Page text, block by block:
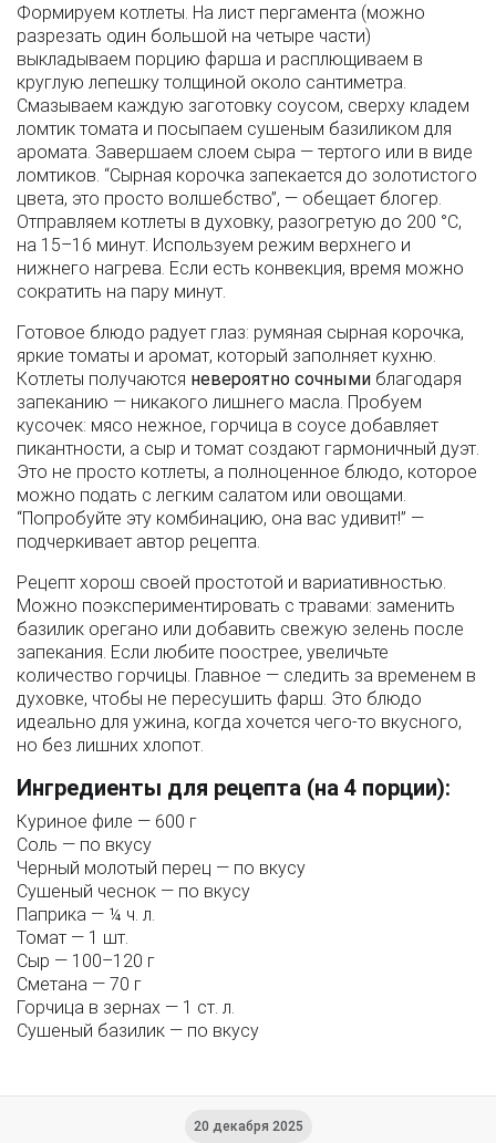
Формируем котлеты. На лист пергамента (можно
разрезать один большой на четыре части)
выкладываем порцию фарша и расплющиваем в
круглую лепешку толщиной около сантиметра.
Смазываем каждую заготовку соусом, сверху кладем
ломтик томата и посыпаем сушеным базиликом для
аромата. Завершаем слоем сыра — тертого или в виде
ломтиков. “Сырная корочка запекается до золотистого
цвета, это просто волшебство”, — обещает блогер.
Отправляем котлеты в духовку, разогретую до 200 °C,
на 15–16 минут. Используем режим верхнего и
нижнего нагрева. Если есть конвекция, время можно
сократить на пару минут.
Готовое блюдо радует глаз: румяная сырная корочка,
яркие томаты и аромат, который заполняет кухню.
Котлеты получаются невероятно сочными благодаря
запеканию — никакого лишнего масла. Пробуем
кусочек: мясо нежное, горчица в соусе добавляет
пикантности, а сыр и томат создают гармоничный дуэт.
Это не просто котлеты, а полноценное блюдо, которое
можно подать с легким салатом или овощами.
“Попробуйте эту комбинацию, она вас удивит!” —
подчеркивает автор рецепта.
Рецепт хорош своей простотой и вариативностью.
Можно поэкспериментировать с травами: заменить
базилик орегано или добавить свежую зелень после
запекания. Если любите поострее, увеличьте
количество горчицы. Главное — следить за временем в
духовке, чтобы не пересушить фарш. Это блюдо
идеально для ужина, когда хочется чего-то вкусного,
но без лишних хлопот.
Ингредиенты для рецепта (на 4 порции):
Куриное филе — 600 г
Соль — по вкусу
Черный молотый перец — по вкусу
Сушеный чеснок — по вкусу
Паприка — ¼ ч. л.
Томат — 1 шт.
Сыр — 100–120 г
Сметана — 70 г
Горчица в зернах — 1 ст. л.
Сушеный базилик — по вкусу
20 декабря 2025